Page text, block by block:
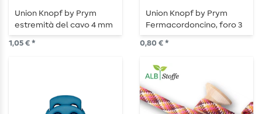
Union Knopf by Prym
estremità del cavo 4 mm
12 mm acciaio lucido
1,05 € *
Union Knopf by Prym
Fermacordoncino, foro 3
mm, lunghezza 15 mm,
bordeaux chiaro
0,80 € *